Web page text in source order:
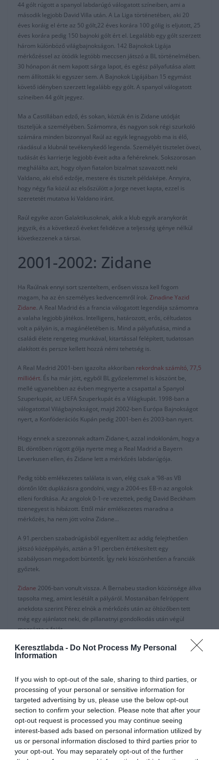
Keresztlabda - Do Not Process My Personal
Information
If you wish to opt-out of the sale, sharing to third parties, or
processing of your personal or sensitive information for
targeted advertising by us, please use the below opt-out
section to confirm your selection. Please note that after your
opt-out request is processed you may continue seeing
interest-based ads based on personal information utilized by
us or personal information disclosed to third parties prior to
your opt-out. You may separately opt-out of the further
44 gólt rúgott a spanyol labdarúgó válogatott színeiben, ami a
második legjobb David Villa után. A La Liga történetében, aki 20
éves koráig el érte az 50 gólt,22 éves korára 100 gólig is eljutott, 25
éves korára pedig 150 bajnoki gólt ért el. Legalább egy gólt szerzett
három különböző világbajnokságon. 142 Bajnokok Ligája
mérkőzéssel az ötödik legtöbb meccsen játszó a BL történelmében.
30 hónapon át nem kapott sárga lapot, és egész pályafutása alatt
nem állították ki egyszer sem. A Bajnokok Ligájában 15 egymást
követő idényben szerzett legalább egy gólt. A spanyol válogatott
színeiben 44 gólt jegyez.
Ma a Castillában edző, és sokan, köztük én is Zidane utódját
tiszteljük a személyében. Számomra, és nagyon sok régi szurkoló
számára minden bizonnyal Raúl az egyik legnagyobb ma is élő,
ráadásul a klubnál tevékenykedő legenda. Személyét tisztelet övezi,
tudását és karrierje legjobb éveit adta a fehéreknek. Sokszorosan
meghálálta azt, hogy olyan fiatalon bizalmat szavazott neki
Valdano, aki első edzője, mestere és tisztelt példaképe. Annyira,
hogy négy fia közül az elsőszülött a Jorge nevet kapta, ezzel is
szeretetét mutatva ki Valdano iránt.
Raúl egyike azon Galaktikusoknak, akik a klub egyik aranykorát
jegyzik, és a következő éveket felidézve a teljesség igénye nélkül
következzenek a társai.
2001-2002: Zidane
Ha Raúlnak ennyi sort szenteltem, erősen vissza kell fogom
magam, ha az én személyes kedvencemről írok. Zinadine Yazid
Zidane. A Real Madrid és a francia válogatott legendája számomra
a valaha legjobb játékos. Intelligens, határozott, erős, céltudatos
volt a pályán is, a magánéletében is. Mind a pályafutása, mind a
családi élete rengeteg munkával, kitartással felépített, tudatosan
alakított és persze kellett hozzá némi tehetség is.
A Real Madrid 2001-ben igazolta akkoriban rekordnak számító, 77,5
millióért. És ha már jött, egyből BL győzelemmel is köszönt be,
mellé ugyanebben az évben megnyerte a csapattal a Spanyol
Szuperkupát, az UEFA Szuperkupát és a Világkupát. 1998-ban a
válogatottal Világbajnokságot, majd 2002-ben Európa Bajnokságot
nyert, a Konföderációs Kupán pedig 2001-ben és 2003-ban nyert.
Hogy ennek a szezonnak adtam Zidane-t, azzal indoklonám, hogy a
BL döntőben rúgott gólja nyerte meg a Real Madrid a Bayern
Leverkusen ellen, és Zidane lett a mérkőzés labdarúgója.
Pedig több emlékezetes találata is van, elég csak a ’98-as VB
döntőn lőtt duplázásra gondolni, vagy a 2004-es EB-n az angolok
elleni fordítása. Az angolok 0-1-re vezettek, pedig David Beckham
tizenegyest is hibázott. Ettől már emlékezetes maradna a
mérkőzés, ha nem jött volna Zidane…
A 91.percben szabadrúgásból egyenlített az addig felejthetően
játszó középpályás, aztán a 91.percben értékesített egy
szabályosan megadott büntetőt. Így neki köszönhetően a franciák
győztek.
Zidane 2006-ban vonult vissza. A Bernabeu stadion közönsége állva
tapsolta meg, amint lesétált a pályáról. Mostanában felröppent
anekdota szerint Pérez elnök a mérkőzés után az öltözőben tett
még egy ajánlatot neki, de pillanatnyi gondolkodás után végül
megrázta a fejét.
2013-tól a Real Madrid másodedzője lett. Carlo Ancelotti mellett
tanulta a mesterséget, majd a Castillában folytatta edzői munkáját.
megkapta élete lehetőségét: kinevezték a nagycsapat élére. Miután
munkába állt, új lendületet kapott a csapat. Addigra már a kupa
küzdelmeiből kiestek, de a bajnokságban óriási hajrában a második
helyre be sikerült érni. A nagy mutatvány viszont a Bajnokok
Ligájában következett: vezetésével megnyerte a királyi gárda a
11.BL címet. Aztán a 12. BL címet. Aztán a 13. BL címet is…
Ezután, mint azt mindannyian jól tudjuk, lemondott a kispadról.